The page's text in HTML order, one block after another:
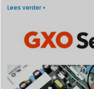
Lees verder »